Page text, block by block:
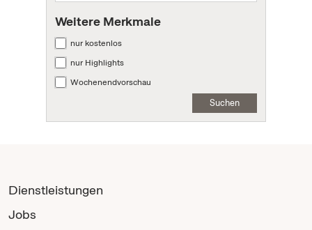
Weitere Merkmale
nur kostenlos
nur Highlights
Wochenendvorschau
Suchen
Dienstleistungen
Jobs